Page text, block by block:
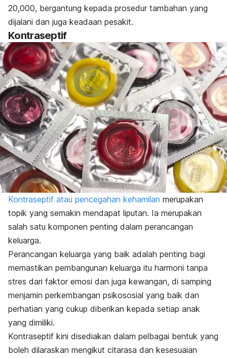
20,000, bergantung kepada prosedur tambahan yang
dijalani dan juga keadaan pesakit.
Kontraseptif
Kontraseptif atau pencegahan kehamilan merupakan
topik yang semakin mendapat liputan. Ia merupakan
salah satu komponen penting dalam perancangan
keluarga.
Perancangan keluarga yang baik adalah penting bagi
memastikan pembangunan keluarga itu harmoni tanpa
stres dari faktor emosi dan juga kewangan, di samping
menjamin perkembangan psikososial yang baik dan
perhatian yang cukup diberikan kepada setiap anak
yang dimiliki.
Kontraseptif kini disediakan dalam pelbagai bentuk yang
boleh dilaraskan mengikut citarasa dan kesesuaian